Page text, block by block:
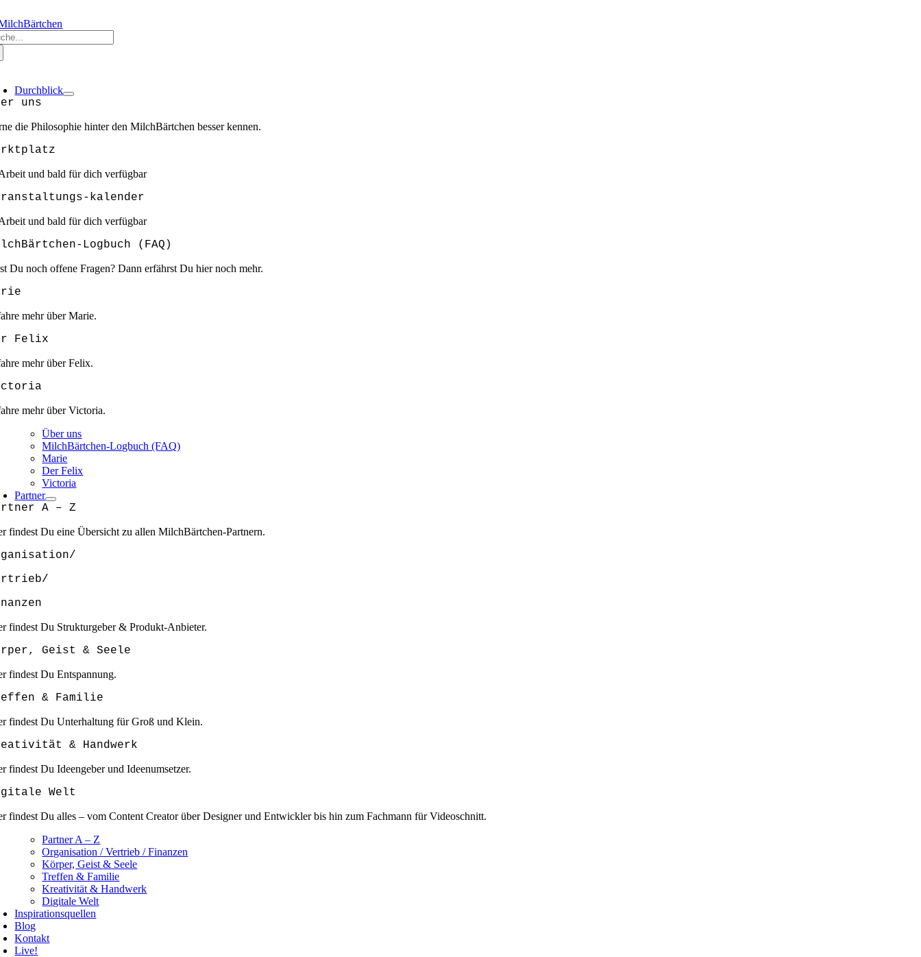
Inhalt
springen
Durchblick
uns
die Philosophie hinter den MilchBärtchen besser kennen.
und bald für dich verfügbar
kalender
und bald für dich verfügbar
Logbuch (FAQ)
Du noch offene Fragen? Dann erfährst Du hier noch mehr.
mehr über Marie.
Felix
mehr über Felix.
mehr über Victoria.
Über uns
MilchBärtchen-Logbuch (FAQ)
Marie
Der Felix
Victoria
Partner
A – Z
findest Du eine Übersicht zu allen MilchBärtchen-Partnern.
findest Du Strukturgeber & Produkt-Anbieter.
Geist & Seele
findest Du Entspannung.
& Familie
findest Du Unterhaltung für Groß und Klein.
& Handwerk
findest Du Ideengeber und Ideenumsetzer.
Welt
findest Du alles – vom Content Creator über Designer und Entwickler bis hin zum Fachmann für Videoschnitt.
Partner A – Z
Organisation / Vertrieb / Finanzen
Körper, Geist & Seele
Treffen & Familie
Kreativität & Handwerk
Digitale Welt
Inspirationsquellen
Blog
Kontakt
Live!